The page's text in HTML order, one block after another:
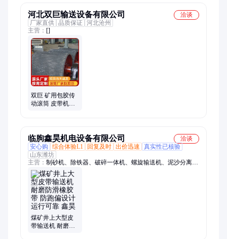
河北双巨输送设备有限公司
洽谈
厂家直供 品质保证 河北沧州
主营： []
双巨 矿用包胶传
动滚筒 皮带机驱
临朐鑫昊机电设备有限公司
洽谈
安心购
综合体验L1 回复及时 出价迅速
真实性已核验
山东潍坊
主营： 制砂机、除铁器、破碎一体机、螺旋输送机、泥沙分离
机、往复式给煤机
煤矿井上大型皮
带输送机 耐磨防